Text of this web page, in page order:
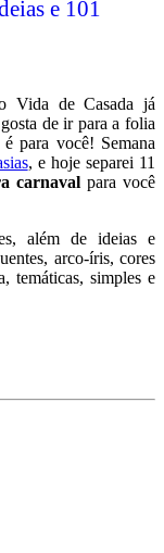
e 101
Vida de Casada já
de ir para a folia
para você! Semana
, e hoje separei 11
carnavalpara você
além de ideias e
arco-íris, cores
temáticas, simples e